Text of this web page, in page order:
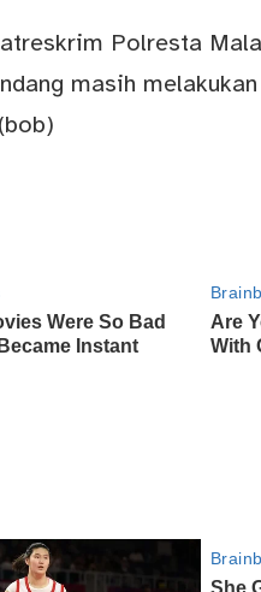
Polresta
masih